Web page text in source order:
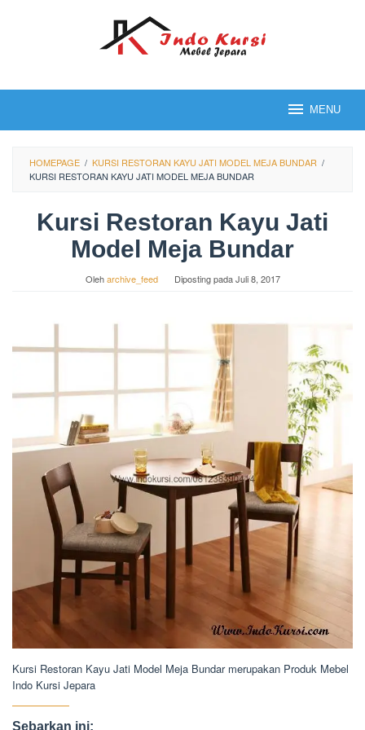
MENU
HOMEPAGE / KURSI RESTORAN KAYU JATI MODEL MEJA BUNDAR /
KURSI RESTORAN KAYU JATI MODEL MEJA BUNDAR
Kursi Restoran Kayu Jati
Model Meja Bundar
Oleharchive_feed Diposting padaJuli 8, 2017
Kursi Restoran Kayu Jati Model Meja Bundar merupakan Produk Mebel
Indo Kursi Jepara
Sebarkan ini: